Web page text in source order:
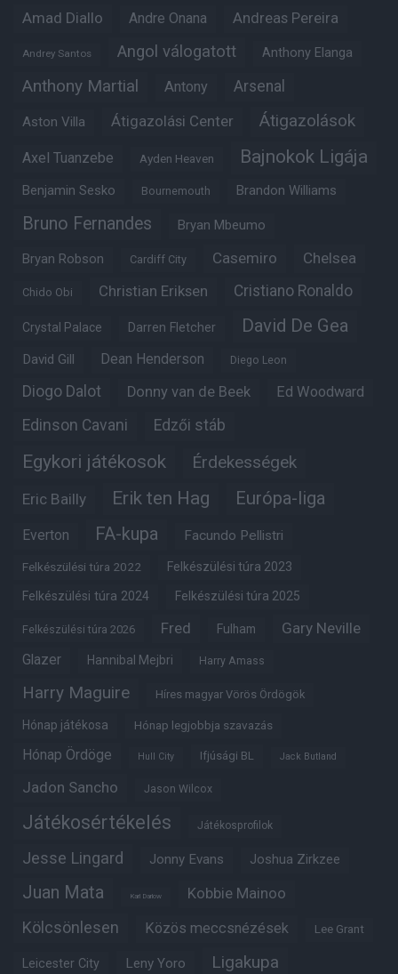
Amad Diallo Andre Onana Andreas Pereira
Andrey Santos Angol válogatott Anthony Elanga
Anthony Martial Antony Arsenal
Aston Villa Átigazolási Center Átigazolások
Axel Tuanzebe Ayden Heaven Bajnokok Ligája
Benjamin Sesko Bournemouth Brandon Williams
Bruno Fernandes Bryan Mbeumo
Bryan Robson Cardiff City Casemiro Chelsea
Chido Obi Christian Eriksen Cristiano Ronaldo
Crystal Palace Darren Fletcher David De Gea
David Gill Dean Henderson Diego Leon
Diogo Dalot Donny van de Beek Ed Woodward
Edinson Cavani Edzői stáb
Egykori játékosok Érdekességek
Eric Bailly Erik ten Hag Európa-liga
Everton FA-kupa Facundo Pellistri
Felkészülési túra 2022 Felkészülési túra 2023
Felkészülési túra 2024 Felkészülési túra 2025
Felkészülési túra 2026 Fred Fulham Gary Neville
Glazer Hannibal Mejbri Harry Amass
Harry Maguire Híres magyar Vörös Ördögök
Hónap játékosa Hónap legjobbja szavazás
Hónap Ördöge Hull City Ifjúsági BL Jack Butland
Jadon Sancho Jason Wilcox
Játékosértékelés Játékosprofilok
Jesse Lingard Jonny Evans Joshua Zirkzee
Juan Mata Karl Darlow Kobbie Mainoo
Kölcsönlesen Közös meccsnézések Lee Grant
Leicester City Leny Yoro Ligakupa